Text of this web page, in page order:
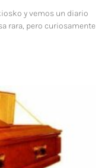
y vemos un diario
rara, pero curiosamente